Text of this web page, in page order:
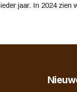
ieder jaar. In 2024 zien